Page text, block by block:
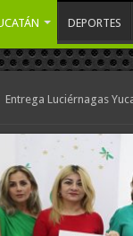
DEPORTES
Entrega Luciérnagas